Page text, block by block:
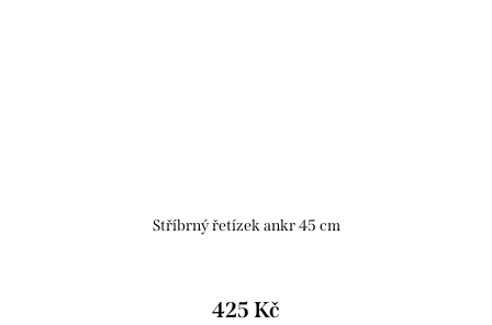
Stříbrný řetízek ankr 45 cm
425 Kč